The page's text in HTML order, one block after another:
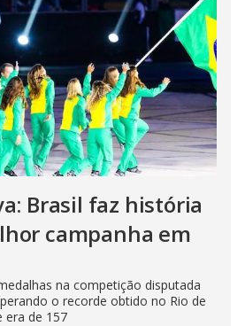
Brasil faz história
campanha em
na competição disputada
o recorde obtido no Rio de
era de 157